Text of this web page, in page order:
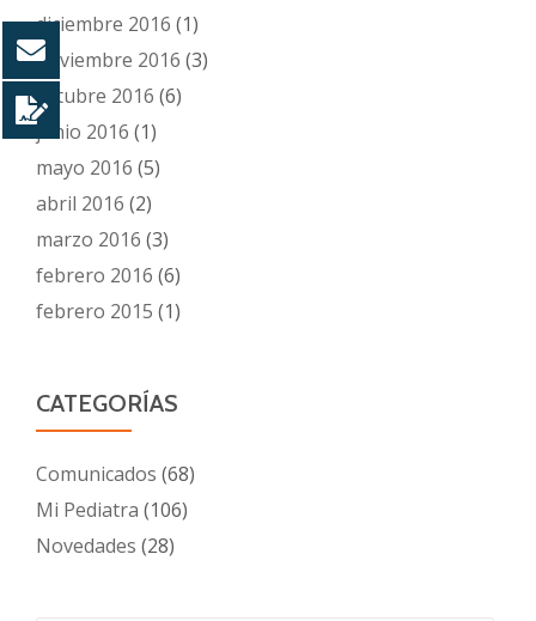
diciembre 2016 (1)
noviembre 2016 (3)
octubre 2016 (6)
junio 2016 (1)
mayo 2016 (5)
abril 2016 (2)
marzo 2016 (3)
febrero 2016 (6)
febrero 2015 (1)
CATEGORÍAS
Comunicados (68)
Mi Pediatra (106)
Novedades (28)